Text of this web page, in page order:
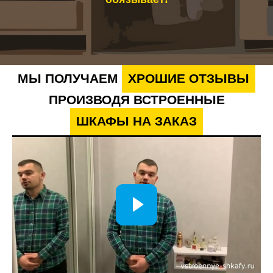
Комплектация подбирается индивидуально под
особенности конструкции и пожелания владельцев.
Дизайн и материалы
Мы предлагаем широкий выбор дизайнерских решений —
от лаконичных современных моделей до сложных
комбинированных конструкций.
Изделия могут быть выполнены:
ЛДСП — практичный вариант с большим выбором
оттенков и текстур;
МДФ — долговечный материал с декоративной
обработкой;
Зеркальные поверхности — визуально
увеличивают пространство;
Стеклянные фасады — добавляют интерьеру
лёгкость;
Комбинированные решения — позволяют сочетать
различные материалы и декоративные элементы.
МЫ ПОЛУЧАЕМ
ХРОШИЕ ОТЗЫВЫ
ПРОИЗВОДЯ ВСТРОЕННЫЕ
ШКАФЫ НА ЗАКАЗ